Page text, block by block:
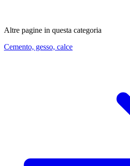
Altre pagine in questa categoria
Cemento, gesso, calce